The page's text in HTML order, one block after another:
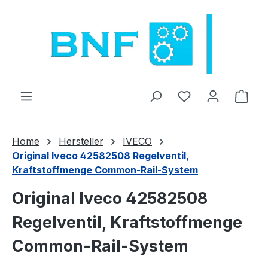
Du hast 0
Home Hersteller
IVECO
Original Iveco 42582508 Regelventil,
Kraftstoffmenge Common-Rail-System
Original Iveco 42582508
Regelventil, Kraftstoffmenge
Common-Rail-System